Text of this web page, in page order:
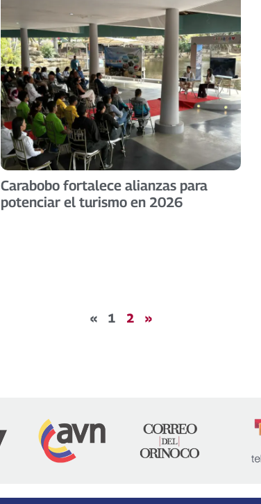
Carabobo fortalece alianzas para
potenciar el turismo en 2026
« 1 2 »